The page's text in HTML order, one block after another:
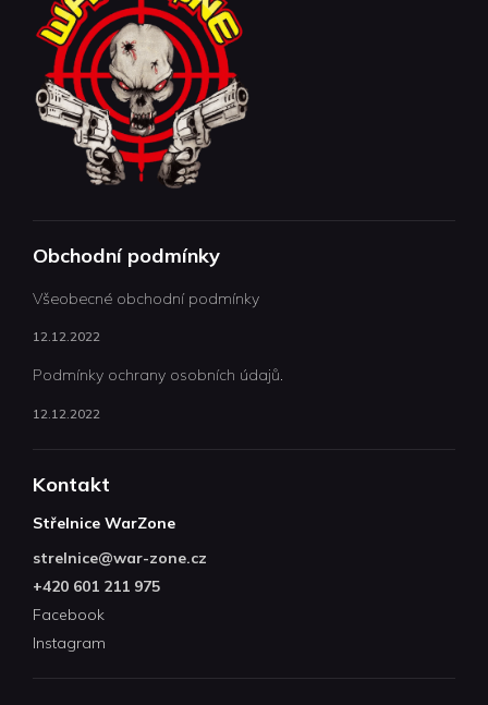
Obchodní podmínky
Všeobecné obchodní podmínky
12.12.2022
Podmínky ochrany osobních údajů.
12.12.2022
Kontakt
Střelnice WarZone
strelnice@war-zone.cz
+420 601 211 975
Facebook
Instagram